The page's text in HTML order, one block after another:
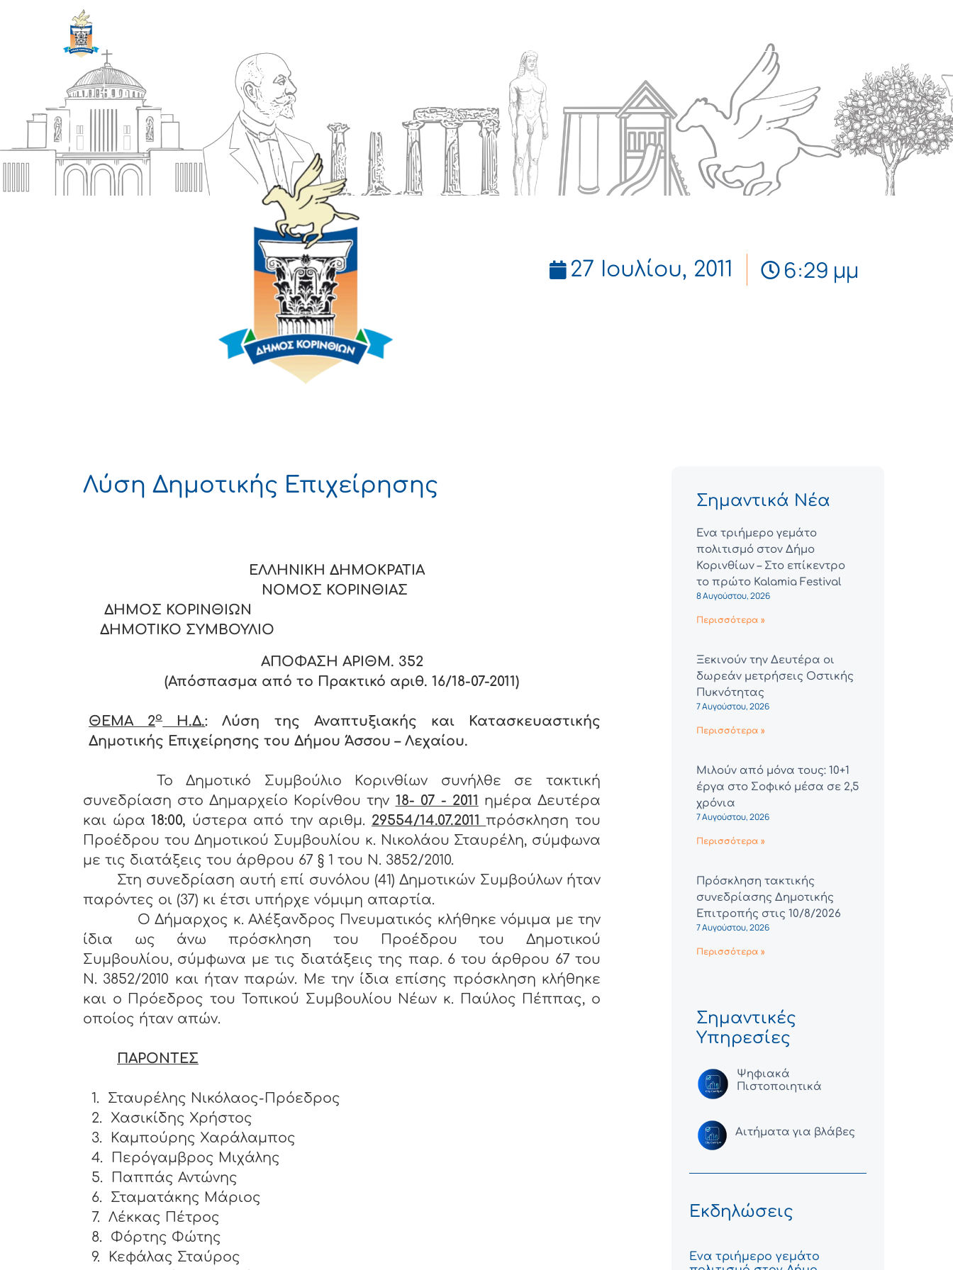
27 Ιουλίου, 2011 6:29 μμ
Λύση Δημοτικής Επιχείρησης
ΕΛΛΗΝΙΚΗ ΔΗΜΟΚΡΑΤΙΑ
ΝΟΜΟΣ ΚΟΡΙΝΘΙΑΣ
ΔΗΜΟΣ ΚΟΡΙΝΘΙΩΝ
ΔΗΜΟΤΙΚΟ ΣΥΜΒΟΥΛΙΟ
ΑΠΟΦΑΣΗ ΑΡΙΘΜ. 352
(Απόσπασμα από το Πρακτικό αριθ. 16/18-07-2011)
ΘΕΜΑ 2οΗ.Δ.: Λύση της Αναπτυξιακής και Κατασκευαστικής
Δημοτικής Επιχείρησης του Δήμου Άσσου – Λεχαίου.
Το Δημοτικό Συμβούλιο Κορινθίων συνήλθε σε τακτική
συνεδρίαση στο Δημαρχείο Κορίνθου την 18- 07 - 2011 ημέρα Δευτέρα
και ώρα18:00, ύστερα από την αριθμ. 29554/14.07.2011πρόσκληση του
Προέδρου του Δημοτικού Συμβουλίου κ. Νικολάου Σταυρέλη, σύμφωνα
με τις διατάξεις του άρθρου 67 § 1 του Ν. 3852/2010.
Στη συνεδρίαση αυτή επί συνόλου (41) Δημοτικών Συμβούλων ήταν
παρόντες οι (37) κι έτσι υπήρχε νόμιμη απαρτία.
Ο Δήμαρχος κ. Αλέξανδρος Πνευματικός κλήθηκε νόμιμα με την
ίδια ως άνω πρόσκληση του Προέδρου του Δημοτικού
Συμβουλίου, σύμφωνα με τις διατάξεις της παρ. 6 του άρθρου 67 του
Ν. 3852/2010 και ήταν παρών. Με την ίδια επίσης πρόσκληση κλήθηκε
και ο Πρόεδρος του Τοπικού Συμβουλίου Νέων κ. Παύλος Πέππας, ο
οποίος ήταν απών.
ΠΑΡΟΝΤΕΣ
1.
Σταυρέλης Νικόλαος-Πρόεδρος
2.
Χασικίδης Χρήστος
3.
Καμπούρης Χαράλαμπος
4.
Περόγαμβρος Μιχάλης
5.
Παππάς Αντώνης
6.
Σταματάκης Μάριος
7.
Λέκκας Πέτρος
8.
Φόρτης Φώτης
9.
Κεφάλας Σταύρος
Σημαντικά Νέα
Ένα τριήμερο γεμάτο
πολιτισμό στον Δήμο
Κορινθίων – Στο επίκεντρο
το πρώτο Kalamia Festival
8 Αυγούστου, 2026
Περισσότερα »
Ξεκινούν την Δευτέρα οι
δωρεάν μετρήσεις Οστικής
Πυκνότητας
7 Αυγούστου, 2026
Περισσότερα »
Μιλούν από μόνα τους: 10+1
έργα στο Σοφικό μέσα σε 2,5
χρόνια
7 Αυγούστου, 2026
Περισσότερα »
Πρόσκληση τακτικής
συνεδρίασης Δημοτικής
Επιτροπής στις 10/8/2026
7 Αυγούστου, 2026
Περισσότερα »
Σημαντικές
Υπηρεσίες
Ψηφιακά
Πιστοποιητικά
Αιτήματα για βλάβες
Εκδηλώσεις
Ένα τριήμερο γεμάτο